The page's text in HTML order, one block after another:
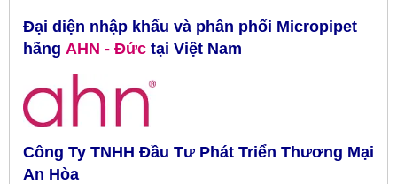
Đại diện nhập khẩu và phân phối Micropipet
hãng AHN - Đức tại Việt Nam
Công Ty TNHH Đầu Tư Phát Triển Thương Mại
An Hòa